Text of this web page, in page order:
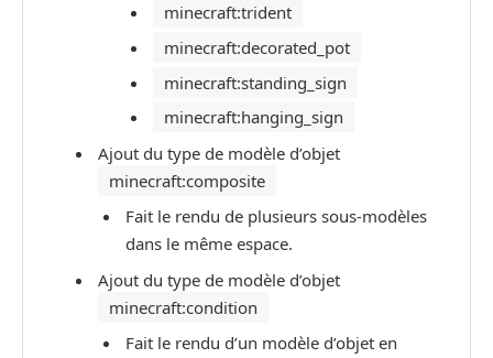
minecraft:trident
minecraft:decorated_pot
minecraft:standing_sign
minecraft:hanging_sign
Ajout du type de modèle d’objet
minecraft:composite
Fait le rendu de plusieurs sous-modèles
dans le même espace.
Ajout du type de modèle d’objet
minecraft:condition
Fait le rendu d’un modèle d’objet en